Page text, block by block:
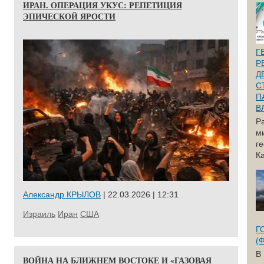
ИРАН. ОПЕРАЦИЯ УКУС: РЕПЕТИЦИЯ
ЭПИЧЕСКОЙ ЯРОСТИ
Александр КРЫЛОВ | 22.03.2026 | 12:31
Израиль Иран США
ВОЙНА НА БЛИЖНЕМ ВОСТОКЕ И «ГАЗОВАЯ
В